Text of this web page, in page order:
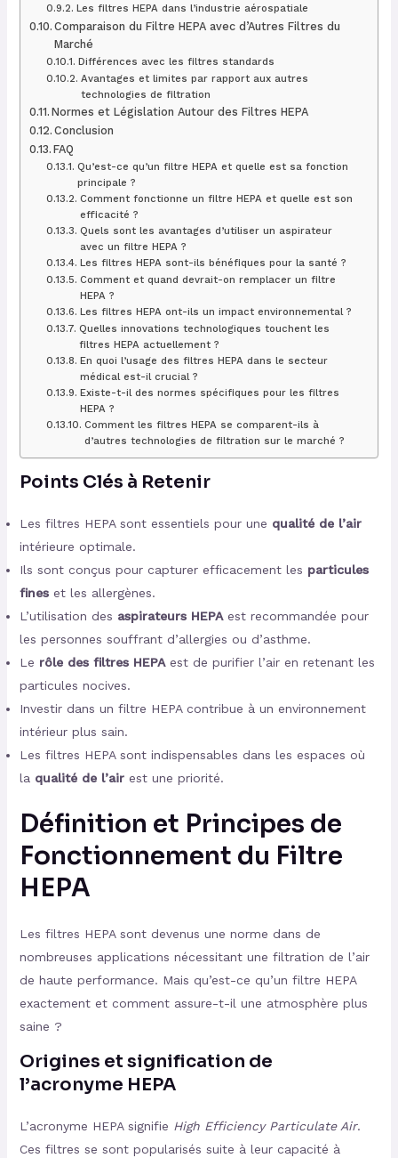
Les filtres HEPA dans l’industrie aérospatiale
Comparaison du Filtre HEPA avec d’Autres Filtres du
Marché
Différences avec les filtres standards
Avantages et limites par rapport aux autres
technologies de filtration
Normes et Législation Autour des Filtres HEPA
Conclusion
FAQ
Qu’est-ce qu’un filtre HEPA et quelle est sa fonction
principale ?
Comment fonctionne un filtre HEPA et quelle est son
efficacité ?
Quels sont les avantages d’utiliser un aspirateur
avec un filtre HEPA ?
Les filtres HEPA sont-ils bénéfiques pour la santé ?
Comment et quand devrait-on remplacer un filtre
HEPA ?
Les filtres HEPA ont-ils un impact environnemental ?
Quelles innovations technologiques touchent les
filtres HEPA actuellement ?
En quoi l’usage des filtres HEPA dans le secteur
médical est-il crucial ?
Existe-t-il des normes spécifiques pour les filtres
HEPA ?
Comment les filtres HEPA se comparent-ils à
d’autres technologies de filtration sur le marché ?
Points Clés à Retenir
Les filtres HEPA sont essentiels pour une qualité de l’air
intérieure optimale.
Ils sont conçus pour capturer efficacement les particules
fineset les allergènes.
L’utilisation des aspirateurs HEPAest recommandée pour
les personnes souffrant d’allergies ou d’asthme.
Le rôle des filtres HEPAest de purifier l’air en retenant les
particules nocives.
Investir dans un filtre HEPA contribue à un environnement
intérieur plus sain.
Les filtres HEPA sont indispensables dans les espaces où
la qualité de l’airest une priorité.
Définition et Principes de
Fonctionnement du Filtre
HEPA
Les filtres HEPA sont devenus une norme dans de
nombreuses applications nécessitant une filtration de l’air
de haute performance. Mais qu’est-ce qu’un filtre HEPA
exactement et comment assure-t-il une atmosphère plus
saine ?
Origines et signification de
l’acronyme HEPA
L’acronyme HEPA signifie High Efficiency Particulate Air.
Ces filtres se sont popularisés suite à leur capacité à